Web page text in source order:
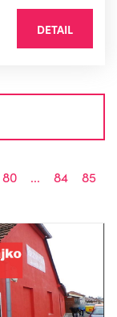
DETAIL
80 ... 84 85